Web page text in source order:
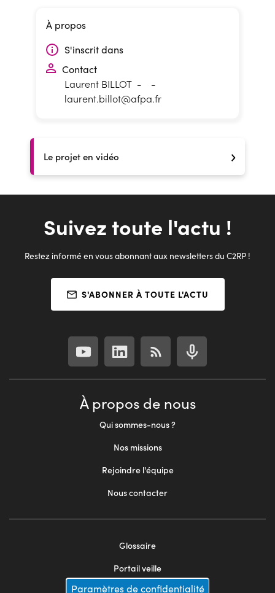
À propos
S'inscrit dans
Contact
Laurent BILLOT -
-
laurent.billot@afpa.fr
Le projet en vidéo
Suivez toute l'actu !
Restez informé en vous abonnant aux newsletters du C2RP !
S'ABONNER À TOUTE L'ACTU
À propos de nous
Qui sommes-nous ?
Nos missions
Rejoindre l'équipe
Nous contacter
Glossaire
Portail veille
Paramètres de confidentialité